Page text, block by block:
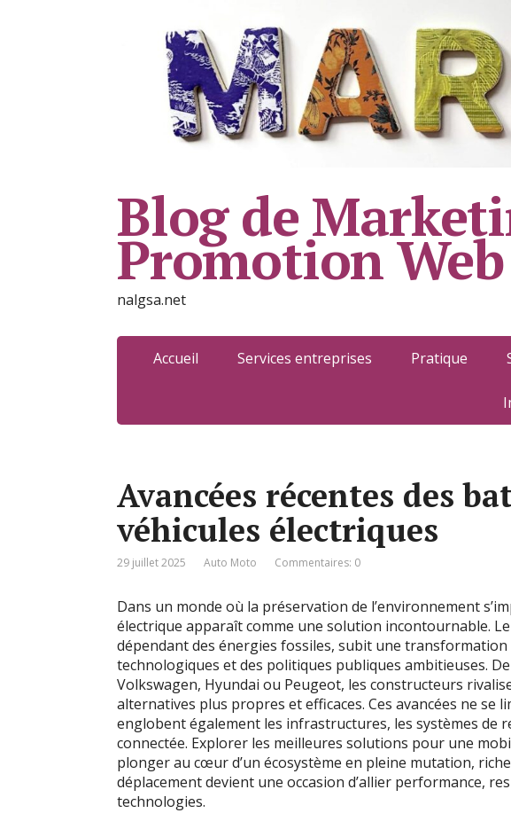
Blog de
Promotion Web
nalgsa.net
Accueil Services entreprises Pratique
Avancées récentes des
véhicules électriques
29 juillet 2025 Auto Moto Commentaires: 0
Dans un monde où la préservation de l’environnement
électrique apparaît comme une solution incontournable.
dépendant des énergies fossiles, subit une
technologiques et des politiques publiques ambitieuses.
Volkswagen, Hyundai ou Peugeot, les constructeurs
alternatives plus propres et efficaces. Ces avancées ne se
englobent également les infrastructures, les systèmes de
connectée. Explorer les meilleures solutions pour une
plonger au cœur d’un écosystème en pleine mutation,
déplacement devient une occasion d’allier performance,
technologies.